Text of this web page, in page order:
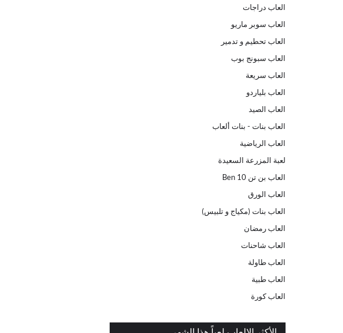
العاب دراجات
العاب سوبر ماريو
العاب تحطيم و تدمير
العاب سبونج بوب
العاب سريعة
العاب بلياردو
العاب الصيد
العاب بنات - بنات ألعاب
العاب الرياضية
لعبة المزرعة السعيدة
العاب بن تن Ben 10
العاب الورق
العاب بنات (مكياج و تلبيس)
العاب رمضان
العاب شاحنات
العاب طاولة
العاب طبية
العاب كورة